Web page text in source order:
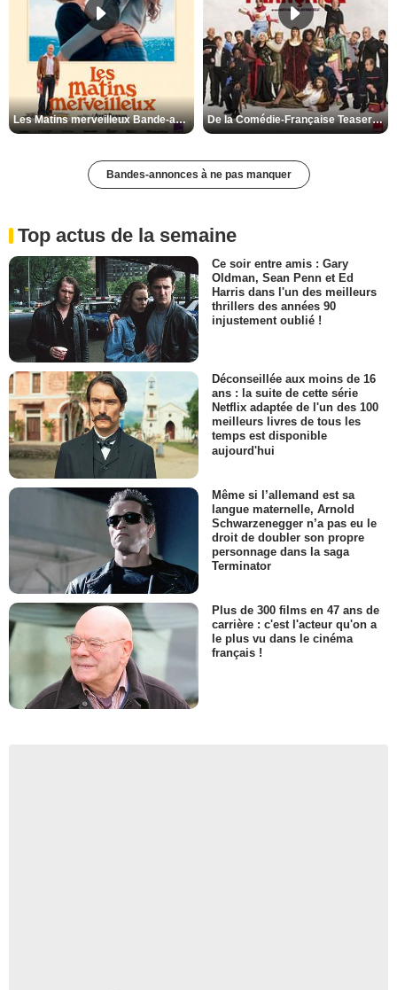
Les Matins merveilleux Bande-annonce VF De la Comédie-Française Teaser VF
Bandes-annonces à ne pas manquer
Top actus de la semaine
Ce soir entre amis : Gary
Oldman, Sean Penn et Ed
Harris dans l'un des meilleurs
thrillers des années 90
injustement oublié !
Déconseillée aux moins de 16
ans : la suite de cette série
Netflix adaptée de l'un des 100
meilleurs livres de tous les
temps est disponible
aujourd'hui
Même si l’allemand est sa
langue maternelle, Arnold
Schwarzenegger n’a pas eu le
droit de doubler son propre
personnage dans la saga
Terminator
Plus de 300 films en 47 ans de
carrière : c'est l'acteur qu'on a
le plus vu dans le cinéma
français !